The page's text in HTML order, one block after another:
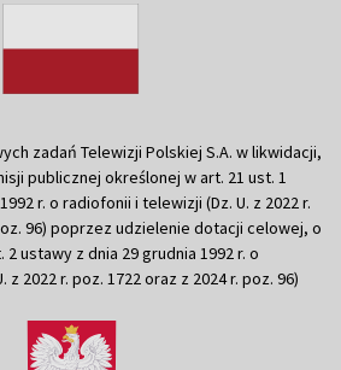
zadań Telewizji Polskiej S.A. w likwidacji,
publicznej określonej w art. 21 ust. 1
r. o radiofonii i telewizji (Dz. U. z 2022 r.
96) poprzez udzielenie dotacji celowej, o
ustawy z dnia 29 grudnia 1992 r. o
2022 r. poz. 1722 oraz z 2024 r. poz. 96)